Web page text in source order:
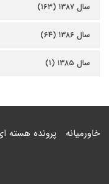
سال ۱۳۸۷ (۱۶۳)
سال ۱۳۸۶ (۶۴)
سال ۱۳۸۵ (۱)
خاورمیانه پرونده هسته